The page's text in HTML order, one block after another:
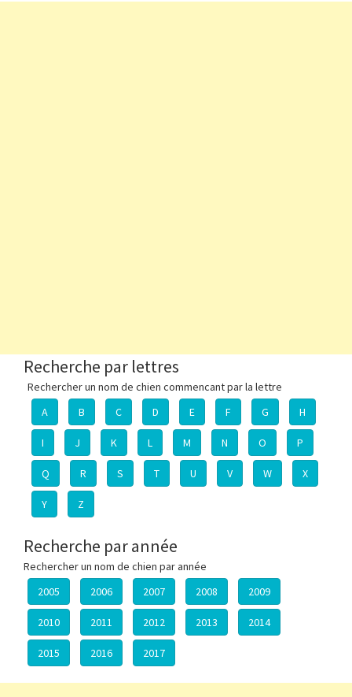
Recherche par lettres
Rechercher un nom de chien commencant par la lettre
A
B C D E F G H
I J K L M N O P
Q R S T U V W X
Y Z
Recherche par année
Rechercher un nom de chien par année
2005
2006 2007 2008 2009
2010 2011 2012 2013 2014
2015 2016 2017